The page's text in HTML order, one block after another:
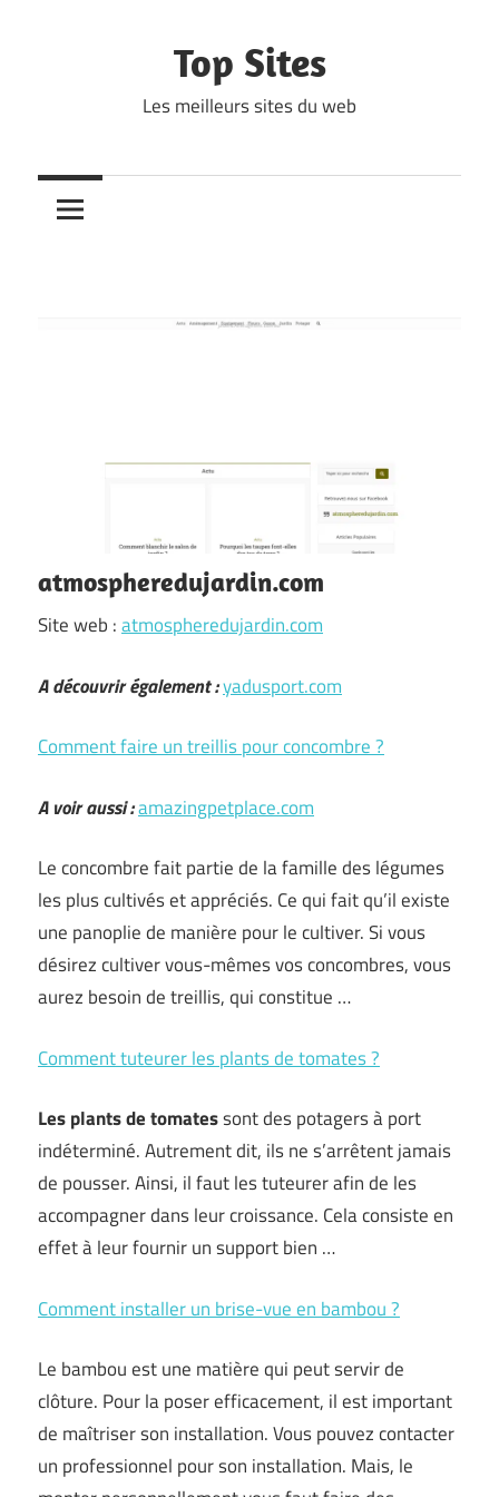
Top Sites
Les meilleurs sites du web
atmospheredujardin.com
Site web :atmospheredujardin.com
A découvrir également :yadusport.com
Comment faire un treillis pour concombre ?
A voir aussi :amazingpetplace.com
Le concombre fait partie de la famille des légumes
les plus cultivés et appréciés. Ce qui fait qu’il existe
une panoplie de manière pour le cultiver. Si vous
désirez cultiver vous-mêmes vos concombres, vous
aurez besoin de treillis, qui constitue …
Comment tuteurer les plants de tomates ?
Les plants de tomatessont des potagers à port
indéterminé. Autrement dit, ils ne s’arrêtent jamais
de pousser. Ainsi, il faut les tuteurer afin de les
accompagner dans leur croissance. Cela consiste en
effet à leur fournir un support bien …
Comment installer un brise-vue en bambou ?
Le bambou est une matière qui peut servir de
clôture. Pour la poser efficacement, il est important
de maîtriser son installation. Vous pouvez contacter
un professionnel pour son installation. Mais, le